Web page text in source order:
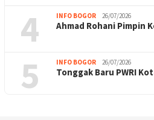
4 INFO BOGOR 26/07/2026
Ahmad Rohani Pimpin
5 INFO BOGOR 26/07/2026
Tonggak Baru PWRI